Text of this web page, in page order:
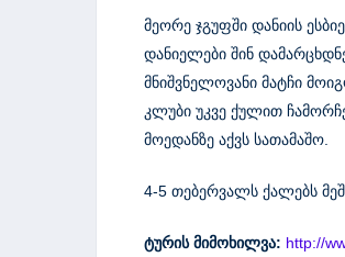
მეორე ჯგუფში დანიის
დანიელები შინ
მნიშვნელოვანი მატჩი
კლუბი უკვე ქულით
მოედანზე აქვს სათამაშო.
4-5 თებერვალს ქალებს
ტურის მიმოხილვა: http://